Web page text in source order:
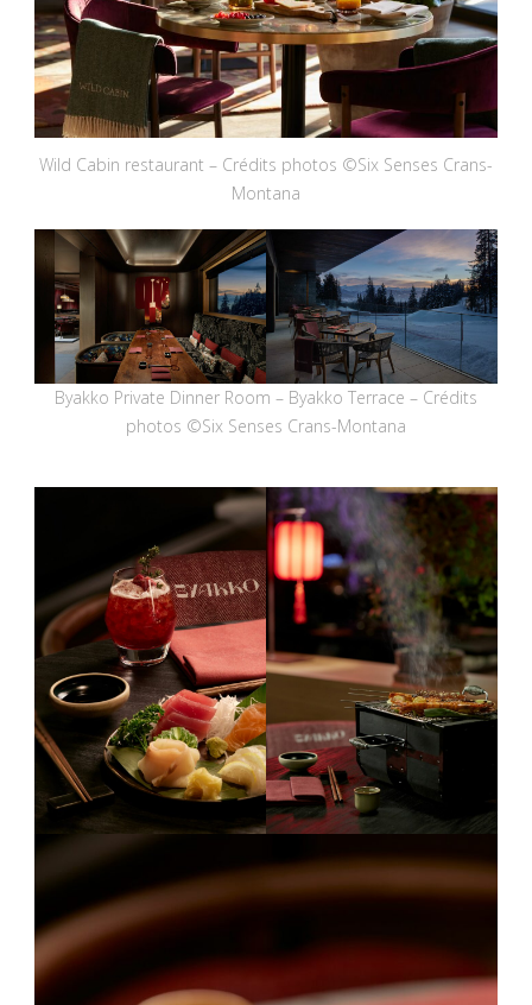
Wild Cabin restaurant – Crédits photos ©Six Senses Crans-
Montana
Byakko Private Dinner Room – Byakko Terrace – Crédits
photos ©Six Senses Crans-Montana